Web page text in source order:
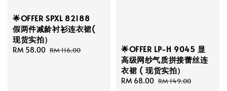
🌟OFFER SPXL 82188
假两件减龄衬衫连衣裙(
现货实拍）
Sale
RM 58.00 Regular
RM 116.00
🌟OFFER LP-H 9045 显
高级网纱气质拼接蕾丝连
衣裙 ( 现货实拍）
Sale
RM 68.00 Regular
RM 149.00